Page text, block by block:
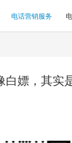
电话营销服务
白嫖，其实